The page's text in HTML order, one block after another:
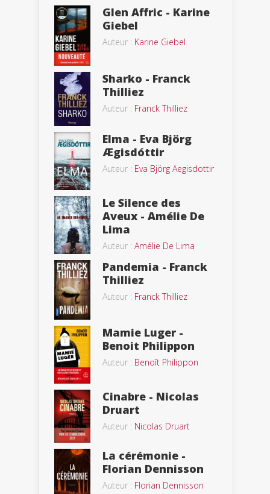
Glen Affric - Karine
Giebel
Auteur : Karine Giebel
Sharko - Franck
Thilliez
Auteur : Franck Thilliez
Elma - Eva Björg
Ægisdóttir
Auteur : Eva Björg Aegisdottir
Le Silence des
Aveux - Amélie De
Lima
Auteur : Amélie De Lima
Pandemia - Franck
Thilliez
Auteur : Franck Thilliez
Mamie Luger -
Benoit Philippon
Auteur : Benoît Philippon
Cinabre - Nicolas
Druart
Auteur : Nicolas Druart
La cérémonie -
Florian Dennisson
Auteur : Florian Dennisson